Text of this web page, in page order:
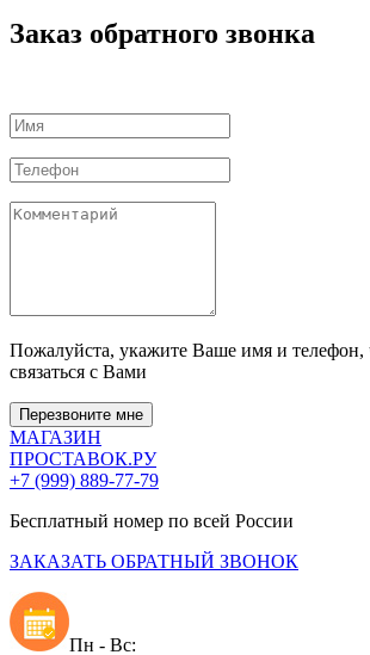
Заказ обратного звонка
Пожалуйста, укажите Ваше имя и
связаться с Вами
Перезвоните мне
МАГАЗИН
ПРОСТАВОК.РУ
+7 (999) 889-77-79
Бесплатный номер по всей России
ЗАКАЗАТЬ ОБРАТНЫЙ ЗВОНОК
Пн - Вс: